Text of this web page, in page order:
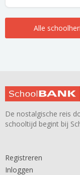
Alle
De nostalgische reis
schooltijd begint bij
Registreren
Inloggen